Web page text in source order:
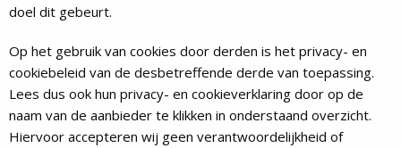
doel dit gebeurt.
Op het gebruik van cookies door derden is het privacy- en
cookiebeleid van de desbetreffende derde van toepassing.
Lees dus ook hun privacy- en cookieverklaring door op de
naam van de aanbieder te klikken in onderstaand overzicht.
Hiervoor accepteren wij geen verantwoordelijkheid of